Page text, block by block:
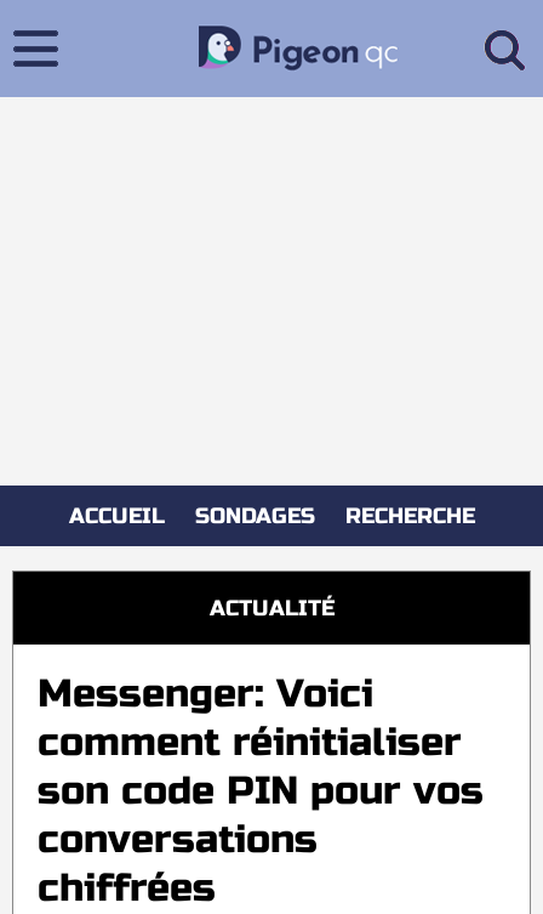
ACCUEIL SONDAGES RECHERCHE
ACTUALITÉ
Messenger: Voici
comment réinitialiser
son code PIN pour vos
conversations
chiffrées